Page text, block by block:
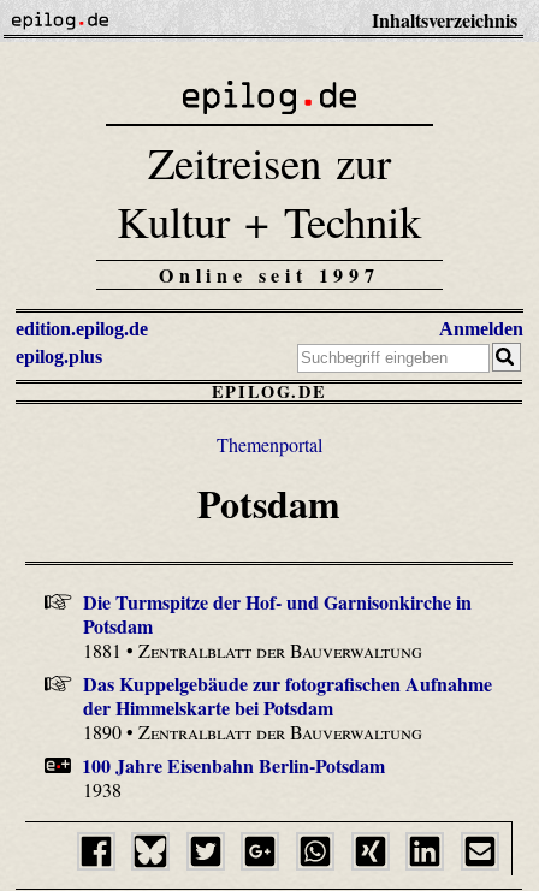
Inhaltsverzeichnis
Zeitreisen zur
Kultur + Technik
Online seit 1997
edition.epilog.de
epilog.plus
Anmelden
EPILOG.DE
Themenportal
Potsdam
Die Turmspitze der Hof- und Garnisonkirche in
Potsdam
1881 •Zentralblatt der Bauverwaltung
Das Kuppelgebäude zur fotografischen Aufnahme
der Himmelskarte bei Potsdam
1890 •Zentralblatt der Bauverwaltung
100 Jahre Eisenbahn Berlin-Potsdam
1938